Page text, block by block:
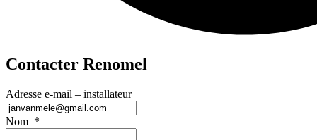
Contacter Renomel
Adresse e-mail – installateur
Nom *